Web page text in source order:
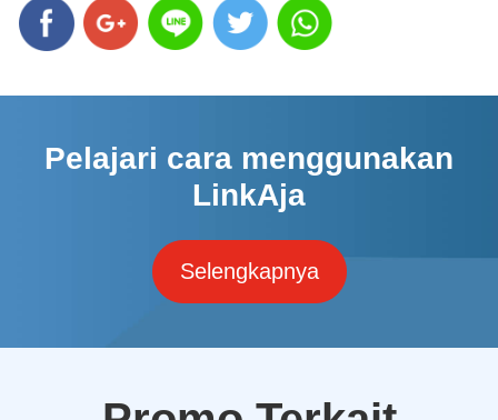
Pelajari cara menggunakan
LinkAja
Selengkapnya